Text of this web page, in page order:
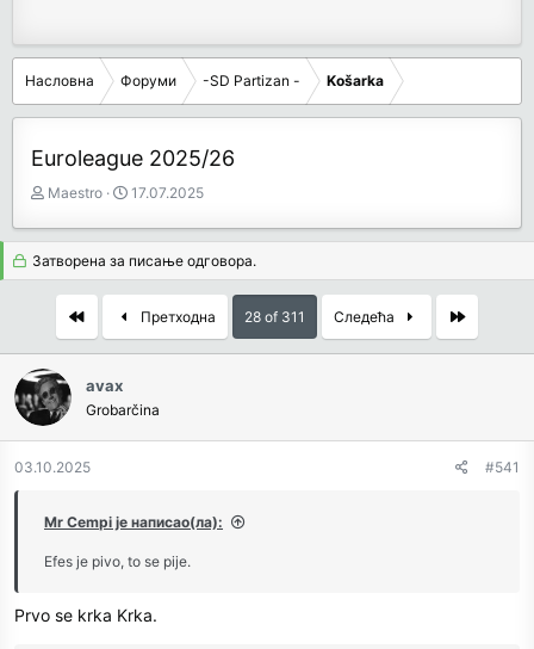
Насловна Форуми -SD Partizan - Košarka
Euroleague 2025/26
З
е
т
к
т
е
м
е
Maestro
Д
у
м
к
т
а
17.07.2025
Затворена за писање одговора.
Претходна 28 of 311 Следећа Last
avax
Grobarčina
03.10.2025 #541
Mr Cempi је написао(ла):
Efes je pivo, to se pije.
Prvo se krka Krka.